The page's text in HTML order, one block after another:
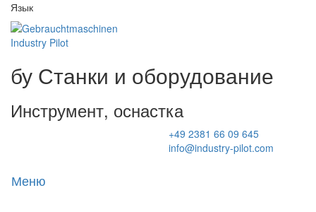
Язык
бу Станки и оборудование
Инструмент, оснастка
+49 2381 66 09 645
info@industry-pilot.com
Меню